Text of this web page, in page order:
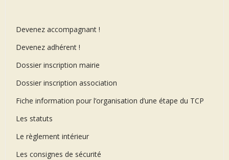
Devenez accompagnant !
Devenez adhérent !
Dossier inscription mairie
Dossier inscription association
Fiche information pour l’organisation d’une étape du TCP
Les statuts
Le règlement intérieur
Les consignes de sécurité